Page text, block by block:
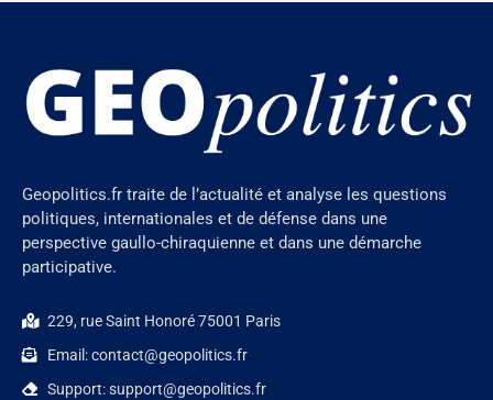
Geopolitics.fr traite de l’actualité et analyse les questions
politiques, internationales et de défense dans une
perspective gaullo-chiraquienne et dans une démarche
participative.
229, rue Saint Honoré 75001 Paris
Email: contact@geopolitics.fr
Support: support@geopolitics.fr